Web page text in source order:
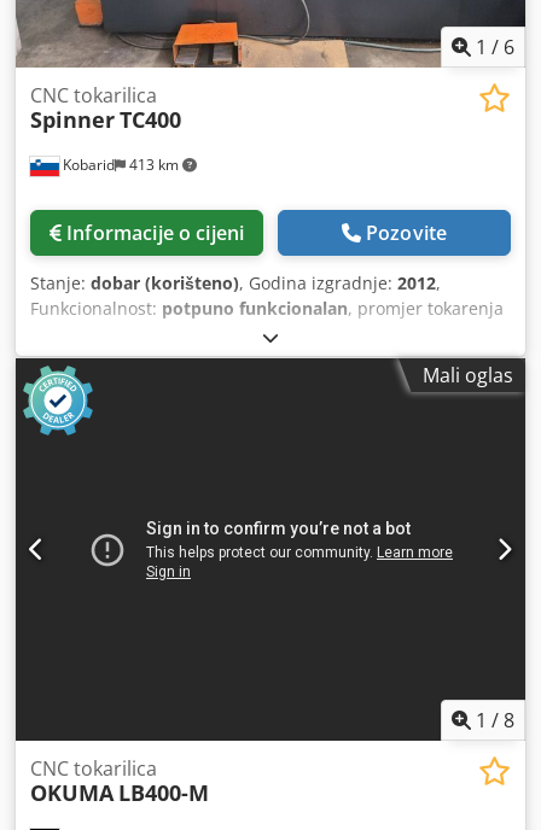
1 / 6
Kobarid 413 km
CNC tokarilica
SpinnerTC400
Informacije o cijeni Pozovite
Stanje: dobar (korišteno), Godina izgradnje: 2012,
Funkcionalnost: potpuno funkcionalan, promjer tokarenja
400 mm
mm, promjer tokarenja:280 mm, osovina provrt:52 mm,
maksimalna brzina vretena:
, udaljenost
hoda X-osi:
Mali oglas
1 /8
CNC tokarilica
OKUMA LB400-M